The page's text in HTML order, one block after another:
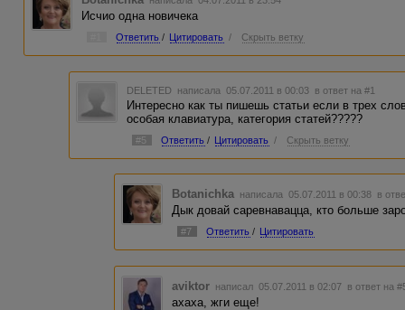
Исчио одна новичека
Ответить / Цитировать / Скрыть ветку
DELETED написала 05.07.2011 в 00:03 в ответ на #1
Интересно как ты пишешь статьи если в трех
особая клавиатура, категория статей?????
#5 Ответить / Цитировать / Скрыть ветку
Botanichka написала 05.07.2011 в 00:38 в
Дык довай саревнавацца, кто больше
#7 Ответить / Цитировать
aviktor написал 05.07.2011 в 02:07 в ответ на
ахаха, жги еще!